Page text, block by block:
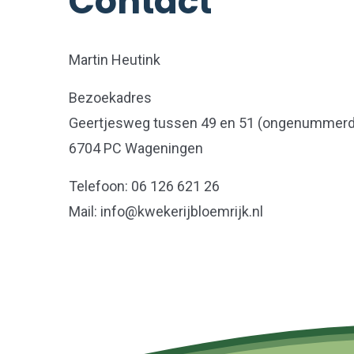
Martin Heutink
Bezoekadres
Geertjesweg tussen 49 en 51
6704 PC Wageningen
Telefoon: 06 126 621 26
Mail: info@kwekerijbloemrijk.nl